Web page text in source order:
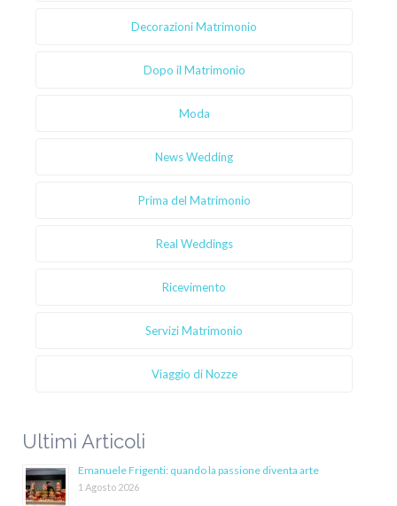
Decorazioni Matrimonio
Dopo il Matrimonio
Moda
News Wedding
Prima del Matrimonio
Real Weddings
Ricevimento
Servizi Matrimonio
Viaggio di Nozze
Ultimi Articoli
Emanuele Frigenti: quando la passione diventa arte
1 Agosto 2026